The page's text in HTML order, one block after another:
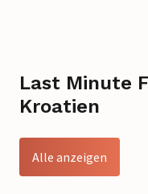
Last Minute
Kroatien
Alle anzeigen